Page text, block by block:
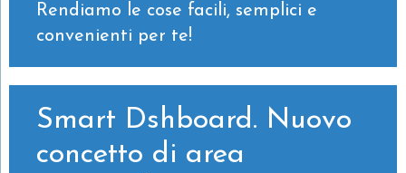
Rendiamo le cose facili, semplici e
convenienti per te!
Smart Dshboard. Nuovo
concetto di area